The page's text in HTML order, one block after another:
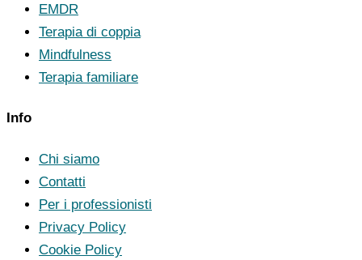
EMDR
Terapia di coppia
Mindfulness
Terapia familiare
Info
Chi siamo
Contatti
Per i professionisti
Privacy Policy
Cookie Policy